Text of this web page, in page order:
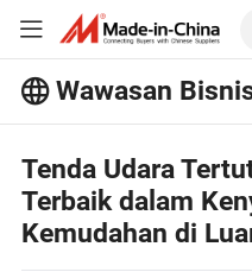
Wawasan
Tenda Udara
Terbaik dalam
Kemudahan di